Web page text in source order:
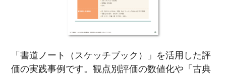
「書道ノート（スケッチブック）」を活用した評
価の実践事例です。観点別評価の数値化や「古典